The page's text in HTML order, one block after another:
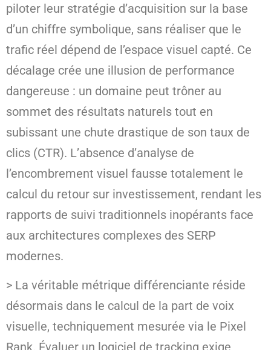
piloter leur stratégie d’acquisition sur la base
d’un chiffre symbolique, sans réaliser que le
trafic réel dépend de l’espace visuel capté. Ce
décalage crée une illusion de performance
dangereuse : un domaine peut trôner au
sommet des résultats naturels tout en
subissant une chute drastique de son taux de
clics (CTR). L’absence d’analyse de
l’encombrement visuel fausse totalement le
calcul du retour sur investissement, rendant les
rapports de suivi traditionnels inopérants face
aux architectures complexes des SERP
modernes.
> La véritable métrique différenciante réside
désormais dans le calcul de la part de voix
visuelle, techniquement mesurée via le Pixel
Rank. Évaluer un logiciel de tracking exige